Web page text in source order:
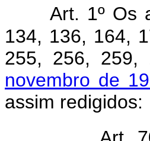
Art. 1º Os
134, 136, 164,
255, 256,
novembro de
assim redigidos: